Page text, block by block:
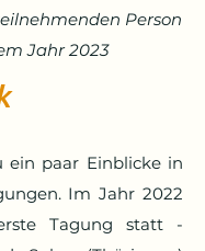
Person
Jahr 2023
ein paar Einblicke in
Im Jahr 2022
Tagung statt -